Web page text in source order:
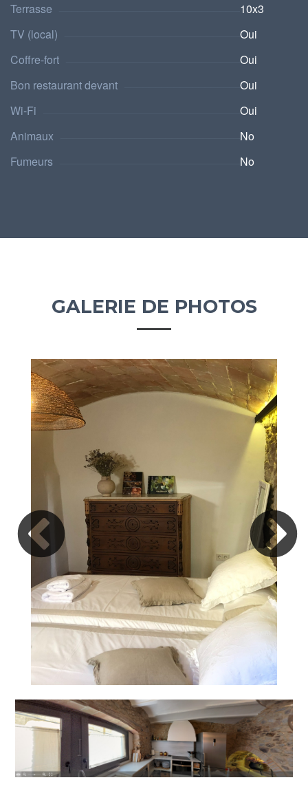
Terrasse
10x3
TV (local)
Oui
Coffre-fort
Oui
Bon restaurant devant
Oui
Wi-Fi
Oui
Animaux
No
Fumeurs
No
GALERIE DE PHOTOS